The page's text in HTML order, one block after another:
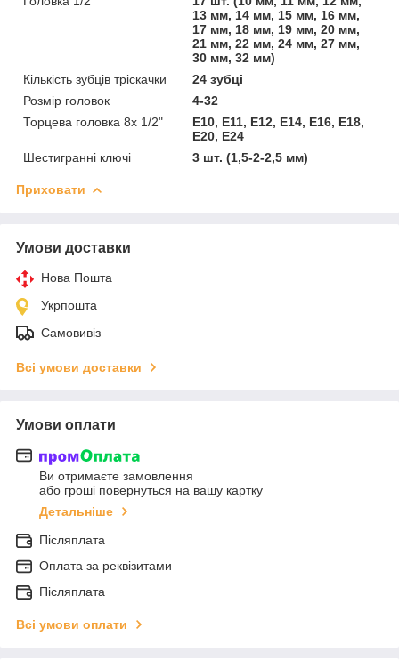
13 мм, 14 мм, 15 мм, 16 мм,
17 мм, 18 мм, 19 мм, 20 мм,
21 мм, 22 мм, 24 мм, 27 мм,
30 мм, 32 мм)
Кількість зубців тріскачки
24 зубці
Розмір головок
4-32
Торцева головка 8x 1/2"
E10, E11, E12, E14, E16, E18,
E20, E24
Шестигранні ключі
3 шт. (1,5-2-2,5 мм)
Приховати
Умови доставки
Нова Пошта
Укрпошта
Самовивіз
Всі умови доставки
Умови оплати
Ви отримаєте замовлення
або гроші повернуться на вашу картку
Детальніше
Післяплата
Оплата за реквізитами
Післяплата
Всі умови оплати